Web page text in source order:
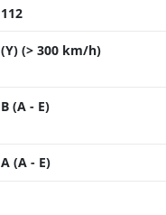
112
(Y) (> 300 km/h)
B (A - E)
A (A - E)